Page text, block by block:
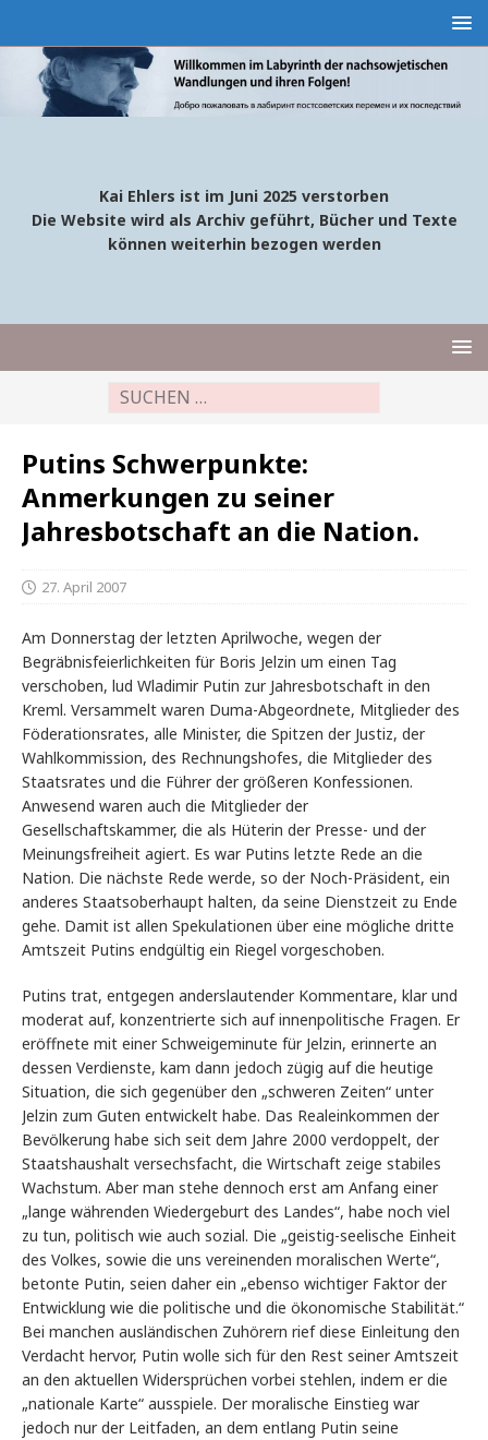
Kai Ehlers ist im Juni 2025 verstorben
Die Website wird als Archiv geführt, Bücher und Texte
können weiterhin bezogen werden
Putins Schwerpunkte:
Anmerkungen zu seiner
Jahresbotschaft an die Nation.
27. April 2007
Am Donnerstag der letzten Aprilwoche, wegen der
Begräbnisfeierlichkeiten für Boris Jelzin um einen Tag
verschoben, lud Wladimir Putin zur Jahresbotschaft in den
Kreml. Versammelt waren Duma-Abgeordnete, Mitglieder des
Föderationsrates, alle Minister, die Spitzen der Justiz, der
Wahlkommission, des Rechnungshofes, die Mitglieder des
Staatsrates und die Führer der größeren Konfessionen.
Anwesend waren auch die Mitglieder der
Gesellschaftskammer, die als Hüterin der Presse- und der
Meinungsfreiheit agiert. Es war Putins letzte Rede an die
Nation. Die nächste Rede werde, so der Noch-Präsident, ein
anderes Staatsoberhaupt halten, da seine Dienstzeit zu Ende
gehe. Damit ist allen Spekulationen über eine mögliche dritte
Amtszeit Putins endgültig ein Riegel vorgeschoben.
Putins trat, entgegen anderslautender Kommentare, klar und
moderat auf, konzentrierte sich auf innenpolitische Fragen. Er
eröffnete mit einer Schweigeminute für Jelzin, erinnerte an
dessen Verdienste, kam dann jedoch zügig auf die heutige
Situation, die sich gegenüber den „schweren Zeiten“ unter
Jelzin zum Guten entwickelt habe. Das Realeinkommen der
Bevölkerung habe sich seit dem Jahre 2000 verdoppelt, der
Staatshaushalt versechsfacht, die Wirtschaft zeige stabiles
Wachstum. Aber man stehe dennoch erst am Anfang einer
„lange währenden Wiedergeburt des Landes“, habe noch viel
zu tun, politisch wie auch sozial. Die „geistig-seelische Einheit
des Volkes, sowie die uns vereinenden moralischen Werte“,
betonte Putin, seien daher ein „ebenso wichtiger Faktor der
Entwicklung wie die politische und die ökonomische Stabilität.“
Bei manchen ausländischen Zuhörern rief diese Einleitung den
Verdacht hervor, Putin wolle sich für den Rest seiner Amtszeit
an den aktuellen Widersprüchen vorbei stehlen, indem er die
„nationale Karte“ ausspiele. Der moralische Einstieg war
jedoch nur der Leitfaden, an dem entlang Putin seine